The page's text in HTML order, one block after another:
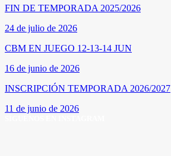
FIN DE TEMPORADA 2025/2026
24 de julio de 2026
CBM EN JUEGO 12-13-14 JUN
16 de junio de 2026
INSCRIPCIÓN TEMPORADA 2026/2027
11 de junio de 2026